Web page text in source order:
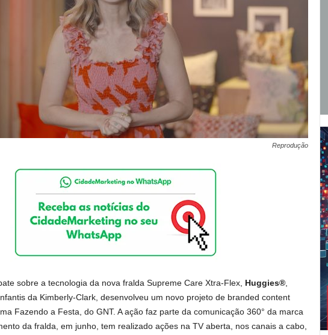
Reprodução
sobre a tecnologia da nova fralda Supreme Care Xtra-Flex, Huggies®,
da Kimberly-Clark, desenvolveu um novo projeto de branded content
Fazendo a Festa, do GNT. A ação faz parte da comunicação 360° da marca
da fralda, em junho, tem realizado ações na TV aberta, nos canais a cabo,